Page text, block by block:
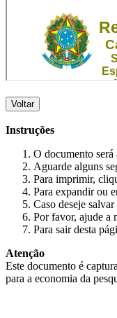
Voltar
Instruções
O documento
Aguarde alguns
Para imprimir,
Para expandir ou
Caso deseje
Por favor, ajude a
Para sair desta
Atenção
Este documento é
para a economia da